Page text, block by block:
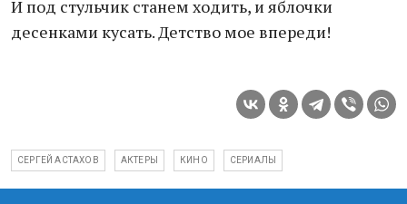
И под стульчик станем ходить, и яблочки
десенками кусать. Детство мое впереди!
СЕРГЕЙ АСТАХОВ АКТЕРЫ КИНО СЕРИАЛЫ